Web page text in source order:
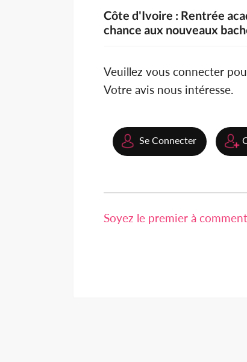
Côte d'Ivoire : Rentrée
chance aux nouveaux
Veuillez vous connecter
Votre avis nous intéresse.
Se Connecter
Soyez le premier à